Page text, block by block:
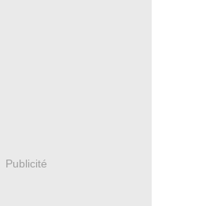
Publicité